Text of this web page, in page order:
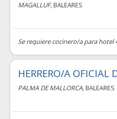
MAGALLUF, BALEARES
Se requiere cocinero/a para hotel
HERRERO/A OFICIAL
PALMA DE MALLORCA, BALEARES